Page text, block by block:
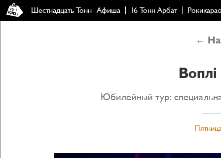
Шестнадцать Тонн Афиша 16 Тонн Арбат
←
Воплi
Юбилейный тур: